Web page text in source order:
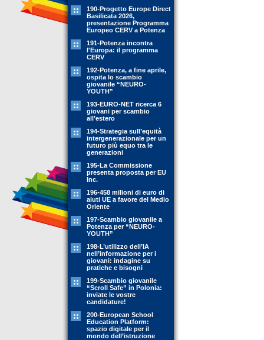
190-Progetto Europe Direct
Basilicata 2026,
presentazione Programma
Europeo CERV a Potenza
191-Potenza incontra
l'Europa: il programma
CERV
192-Potenza, a fine aprile,
ospita lo scambio
giovanile “NEURO-
YOUTH”
193-EURO-NET ricerca 6
giovani per scambio
all’estero
194-Strategia sull’equità
intergenerazionale per un
futuro più equo tra le
generazioni
195-La Commissione
presenta proposta per EU
Inc.
196-458 milioni di euro di
aiuti UE a favore del Medio
Oriente
197-Scambio giovanile a
Potenza per “NEURO-
YOUTH”
198-L’utilizzo dell’IA
nell’informazione per i
giovani: indagine su
pratiche e bisogni
199-Scambio giovanile
“Scroll Safe” in Polonia:
inviate le vostre
candidature!
200-European School
Education Platform:
spazio digitale per il
mondo dell’istruzione